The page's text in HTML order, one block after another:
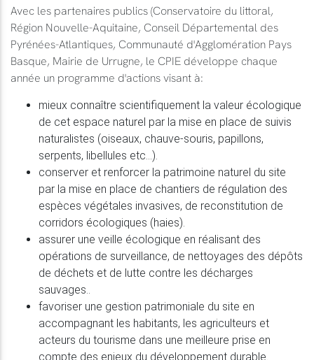
Avec les partenaires publics (Conservatoire du littoral,
Région Nouvelle-Aquitaine, Conseil Départemental des
Pyrénées-Atlantiques, Communauté d'Agglomération Pays
Basque, Mairie de Urrugne, le CPIE développe chaque
année un programme d'actions visant à:
mieux connaître scientifiquement la valeur écologique
de cet espace naturel par la mise en place de suivis
naturalistes (oiseaux, chauve-souris, papillons,
serpents, libellules etc...).
conserver et renforcer la patrimoine naturel du site
par la mise en place de chantiers de régulation des
espèces végétales invasives, de reconstitution de
corridors écologiques (haies).
assurer une veille écologique en réalisant des
opérations de surveillance, de nettoyages des dépôts
de déchets et de lutte contre les décharges
sauvages..
favoriser une gestion patrimoniale du site en
accompagnant les habitants, les agriculteurs et
acteurs du tourisme dans une meilleure prise en
compte des enjeux du développement durable.